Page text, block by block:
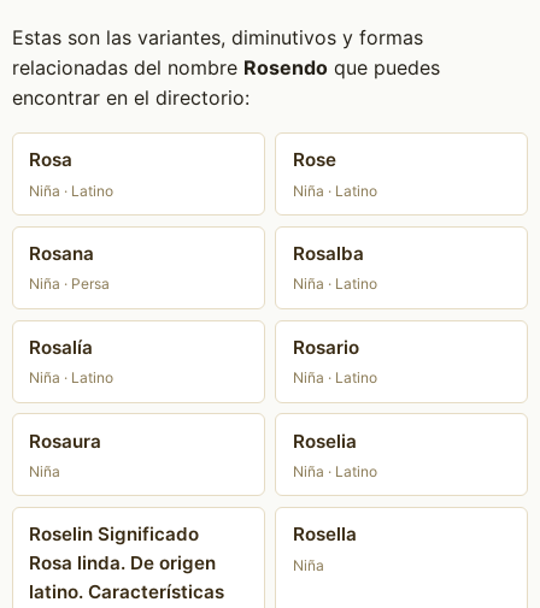
Estas son las variantes, diminutivos y formas
relacionadas del nombre Rosendoque puedes
encontrar en el directorio:
Rosa
Niña · Latino
Rose
Niña · Latino
Rosana
Niña · Persa
Rosalba
Niña · Latino
Rosalía
Niña · Latino
Rosario
Niña · Latino
Rosaura
Niña
Roselia
Niña · Latino
Roselin Significado
Rosa linda. De origen
latino. Características
Rosella
Niña